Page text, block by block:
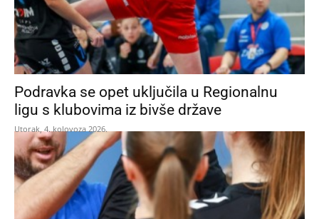
Podravka se opet uključila u Regionalnu
ligu s klubovima iz bivše države
Utorak, 4. kolovoza 2026.